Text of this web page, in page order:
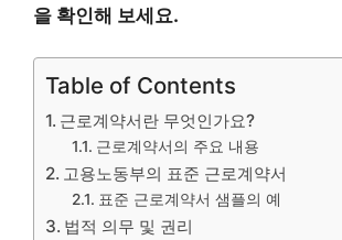
을 확인해 보세요.
Table of Contents
근로계약서란 무엇인가요?
근로계약서의 주요 내용
고용노동부의 표준 근로계약서
표준 근로계약서 샘플의 예
법적 의무 및 권리